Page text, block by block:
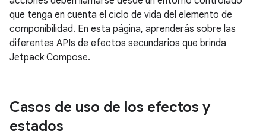
que tenga en cuenta el ciclo de vida del elemento de
componibilidad. En esta página, aprenderás sobre las
diferentes APIs de efectos secundarios que brinda
Jetpack Compose.
Casos de uso de los efectos y
estados